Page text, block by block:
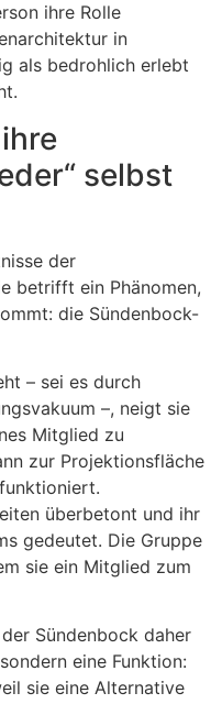
ihre Rolle
in
als bedrohlich erlebt
selbst
der
betrifft ein Phänomen,
die Sündenbock-
– sei es durch
–, neigt sie
Mitglied zu
zur Projektionsfläche
überbetont und ihr
gedeutet. Die Gruppe
sie ein Mitglied zum
Sündenbock daher
eine Funktion:
sie eine Alternative